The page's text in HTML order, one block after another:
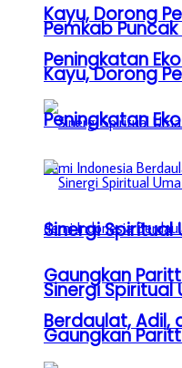
Kayu, Dorong
Peningkatan
Sinergi Spiritual
Gaungkan
Berdaulat, Adil,
Pemkab
Kayu, Dorong
Peningkatan
Sinergi Spiritual
Gaungkan